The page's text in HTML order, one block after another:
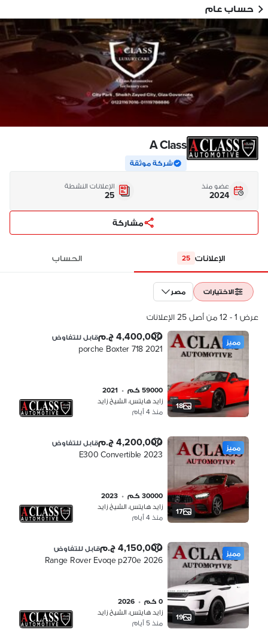
حساب عام
A Class
شركة موثقة
عضو منذ
2024
الإعلانات النشطة
25
مشاركة
الإعلانات 25 الحساب
الاختيارات مصر
عرض 1 - 12 من أصل 25 الإعلانات
18
مميز 4,400,000 ج.م قابل للتفاوض
porche Boxter 718 2021
59000 كم •
2021
زايد هايتس، الشيخ زايد
منذ 4 أيام
17
مميز 4,200,000 ج.م قابل للتفاوض
E300 Convertible 2023
30000 كم •
2023
زايد هايتس، الشيخ زايد
منذ 4 أيام
19
مميز 4,150,000 ج.م قابل للتفاوض
Range Rover Evoqe p270e 2026
0 كم •
2026
زايد هايتس، الشيخ زايد
منذ 5 أيام